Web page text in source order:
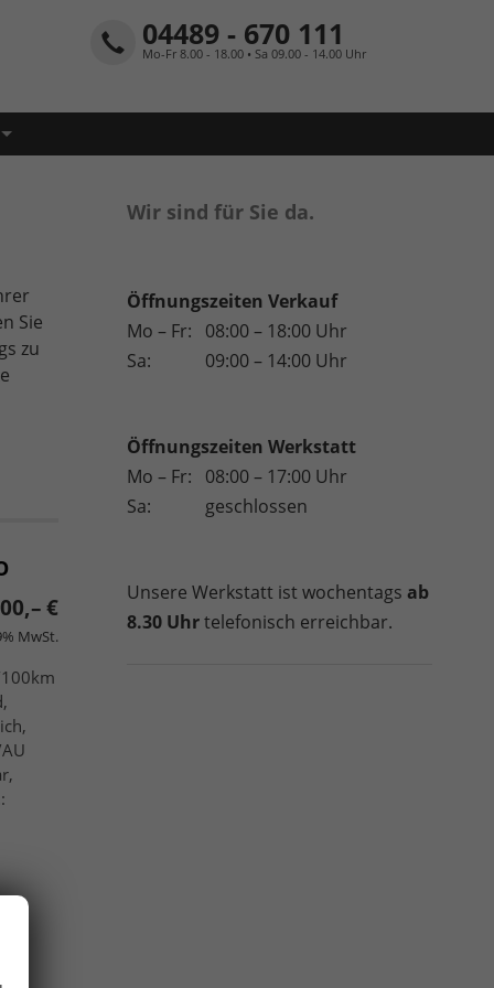
04489 - 670 111
Mo-Fr 8.00 - 18.00 • Sa 09.00 - 14.00 Uhr
Sie
zu
€
MwSt.
Wir sind für Sie da.
Öffnungszeiten Verkauf
Mo – Fr: 08:00 – 18:00 Uhr
Sa:
09:00 – 14:00 Uhr
Öffnungszeiten Werkstatt
Mo – Fr: 08:00 – 17:00 Uhr
Sa:
geschlossen
Unsere Werkstatt ist wochentags ab
8.30 Uhrtelefonisch erreichbar.